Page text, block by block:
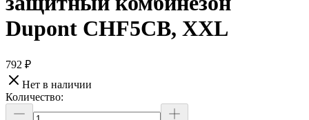
Dupont CHF5CB, XXL
792 ₽
Нет в наличии
Количество: